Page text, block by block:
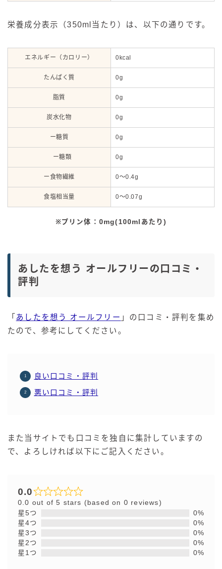
栄養成分表示（350ml当たり）は、以下の通りです。
エネルギー（カロリー） 0kcal
たんぱく質 0g
脂質 0g
炭水化物 0g
ー糖質 0g
ー糖類 0g
ー食物繊維 0～0.4g
食塩相当量 0～0.07g
※プリン体：0mg(100mlあたり)
あしたを想う オールフリーの口コミ・
評判
「 あしたを想う オールフリー 」の口コミ・評判を集め
たので、参考にしてください。
良い口コミ・評判
悪い口コミ・評判
また当サイトでも口コミを独自に集計していますの
で、よろしければ以下にご記入ください。
0.0
0.0 out of 5 stars (based on 0 reviews)
星5つ
0%
星4つ
0%
星3つ
0%
星2つ
0%
星1つ
0%